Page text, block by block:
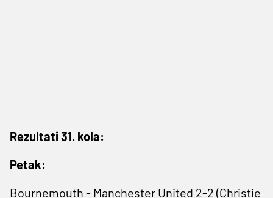
Rezultati 31. kola:
Petak:
Bournemouth - Manchester United 2-2 (Christie